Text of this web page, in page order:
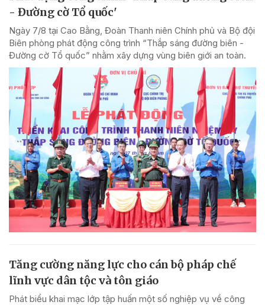
- Đường cờ Tổ quốc'
Ngày 7/8 tại Cao Bằng, Đoàn Thanh niên Chính phủ và Bộ đội
Biên phòng phát động công trình “Thắp sáng đường biên -
Đường cờ Tổ quốc” nhằm xây dựng vùng biên giới an toàn.
Tăng cường năng lực cho cán bộ pháp chế
lĩnh vực dân tộc và tôn giáo
Phát biểu khai mạc lớp tập huấn một số nghiệp vụ về công